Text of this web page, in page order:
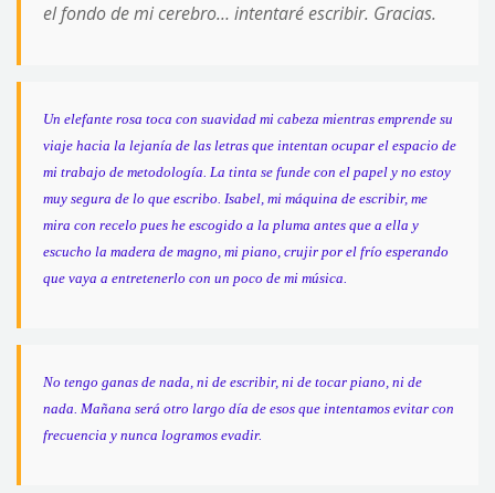
el fondo de mi cerebro… intentaré escribir. Gracias.
Un elefante rosa toca con suavidad mi cabeza mientras emprende su
viaje hacia la lejanía de las letras que intentan ocupar el espacio de
mi trabajo de metodología. La tinta se funde con el papel y no estoy
muy segura de lo que escribo. Isabel, mi máquina de escribir, me
mira con recelo pues he escogido a la pluma antes que a ella y
escucho la madera de magno, mi piano, crujir por el frío esperando
que vaya a entretenerlo con un poco de mi música.
No tengo ganas de nada, ni de escribir, ni de tocar piano, ni de
nada. Mañana será otro largo día de esos que intentamos evitar con
frecuencia y nunca logramos evadir.